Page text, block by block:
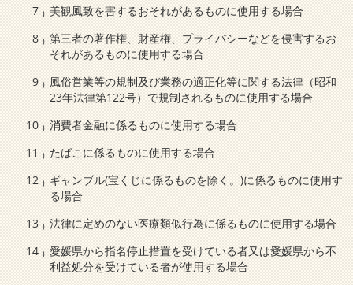
美観風致を害するおそれがあるものに使用する場合
第三者の著作権、財産権、プライバシーなどを侵害するお
それがあるものに使用する場合
風俗営業等の規制及び業務の適正化等に関する法律（昭和
23年法律第122号）で規制されるものに使用する場合
消費者金融に係るものに使用する場合
たばこに係るものに使用する場合
ギャンブル(宝くじに係るものを除く。)に係るものに使用す
る場合
法律に定めのない医療類似行為に係るものに使用する場合
愛媛県から指名停止措置を受けている者又は愛媛県から不
利益処分を受けている者が使用する場合